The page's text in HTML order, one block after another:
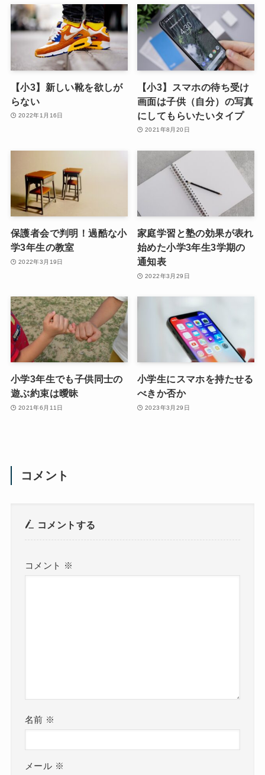
【小3】新しい靴を欲しが
らない
2022年1月16日
【小3】スマホの待ち受け
画面は子供（自分）の写真
にしてもらいたいタイプ
2021年8月20日
保護者会で判明！過酷な小
学3年生の教室
2022年3月19日
家庭学習と塾の効果が表れ
始めた小学3年生3学期の
通知表
2022年3月29日
小学3年生でも子供同士の
遊ぶ約束は曖昧
2021年6月11日
小学生にスマホを持たせる
べきか否か
2023年3月29日
コメント
コメントする
コメント ※
名前 ※
メール ※